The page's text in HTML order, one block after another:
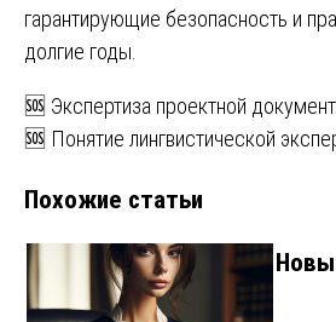
гарантирующие безопасность и
долгие годы.
Навигация
по
записям
🆘 Экспертиза проектной
🆘 Понятие лингвистической
Похожие статьи